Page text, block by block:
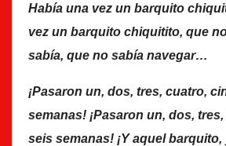
Había una vez un barquito
vez un barquito chiquitito, que
sabía, que no sabía navegar…
¡Pasaron un, dos, tres, cuatro,
semanas! ¡Pasaron un, dos,
seis semanas! ¡Y aquel barquito,